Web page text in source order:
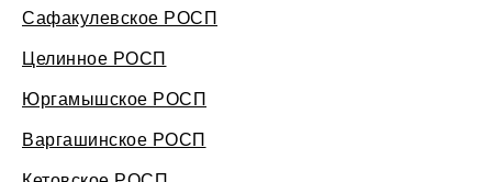
Сафакулевское РОСП
Целинное РОСП
Юргамышское РОСП
Варгашинское РОСП